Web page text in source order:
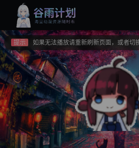
提示
不要轻易相信视频中的广告，谨防上当
提示
提示
视频载入速度跟网速有关，请耐心等待
提示
不要轻易相信视频中的广告，谨防上当